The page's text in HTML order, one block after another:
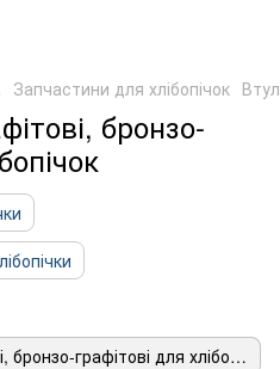
Запчастини для хлібопічок
бронзо-
Втулки мідно-графітові, бронзо-графітові для хлібопічок